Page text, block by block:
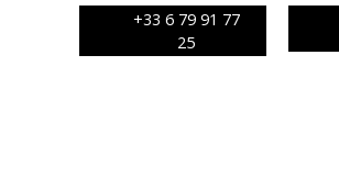
+33 6 79 91 77
25